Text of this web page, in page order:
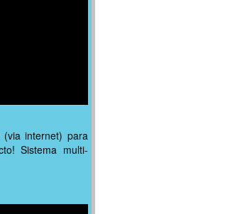
(via internet) para
Sistema multi-